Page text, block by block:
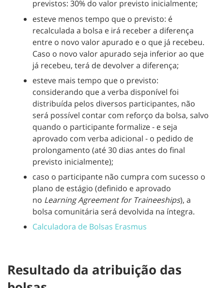
previstos: 30% do valor previsto inicialmente;
esteve menos tempo que o previsto: é
recalculada a bolsa e irá receber a diferença
entre o novo valor apurado e o que já recebeu.
Caso o novo valor apurado seja inferior ao que
já recebeu, terá de devolver a diferença;
esteve mais tempo que o previsto:
considerando que a verba disponível foi
distribuída pelos diversos participantes, não
será possível contar com reforço da bolsa, salvo
quando o participante formalize - e seja
aprovado com verba adicional - o pedido de
prolongamento (até 30 dias antes do final
previsto inicialmente);
caso o participante não cumpra com sucesso o
plano de estágio (definido e aprovado
no Learning Agreement for Traineeships), a
bolsa comunitária será devolvida na íntegra.
Calculadora de Bolsas Erasmus
Resultado da atribuição das